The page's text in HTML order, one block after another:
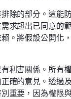
除的部分。這能
求超出已同意的
。將假設公開化
利害關係。所有
確的意見。透過
重要，因為權限